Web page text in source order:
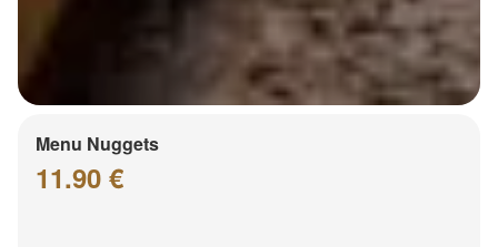
Menu Nuggets
11.90 €